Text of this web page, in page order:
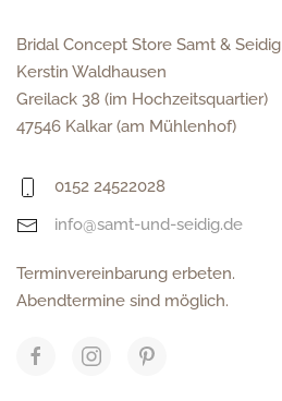
Bridal Concept Store Samt & Seidig
Kerstin Waldhausen
Greilack 38 (im Hochzeitsquartier)
47546 Kalkar (am Mühlenhof)
0152 24522028
info@samt-und-seidig.de
Terminvereinbarung erbeten.
Abendtermine sind möglich.